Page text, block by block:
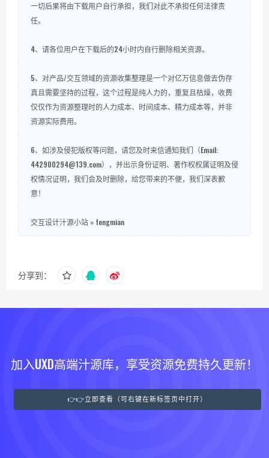
一切后果将由下载用户自行承担，我们对此不承担任何法律责
任。
4、请各位用户在下载后的24小时内自行删除相关资源。
5、对产品/交互领域的资源收集整理是一个对亿万信息做去伪存
真且需要坚持的过程，这个过程是纯人力的，重复且枯燥，收费
仅仅作为资源整理时的人力成本、时间成本、精力成本等，并非
资源实际费用。
6、如涉及侵犯版权等问题，请您及时来信通知我们（Email:
442900294@139.com），并出示身份证明、著作权权属证明及侵
权情况证明，我们会及时删除，给您带来的不便，我们深表歉
意！
交互设计汁源小站 » fengmian
分享到：
加入UXD高端汁源库，享受资源免费持久更新！
👉👉立即查看（可右键在新标签页中打开）